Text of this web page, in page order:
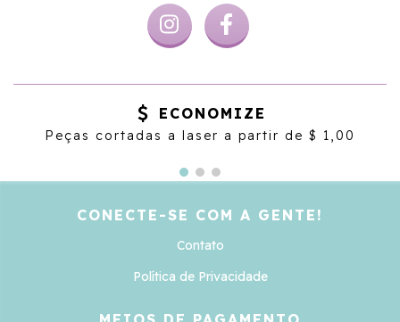
ECONOMIZE
Peças cortadas a laser a partir de $ 1,00
CONECTE-SE COM A GENTE!
Contato
Política de Privacidade